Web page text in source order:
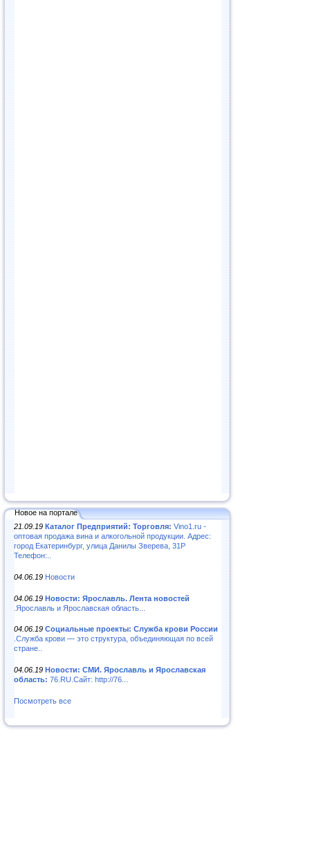
Новое на портале
21.09.19 Каталог Предприятий: Торговля: Vino1.ru -
оптовая продажа вина и алкогольной продукции. Адрес:
город Екатеринбург, улица Данилы Зверева, 31Р
Телефон:..
04.06.19 Новости
04.06.19 Новости: Ярославль. Лента новостей
.Ярославль и Ярославская область...
04.06.19 Социальные проекты: Служба крови России
.Служба крови — это структура, объединяющая по всей
стране..
04.06.19 Новости: СМИ. Ярославль и Ярославская
область: 76.RU.Сайт: http://76...
Посмотреть все